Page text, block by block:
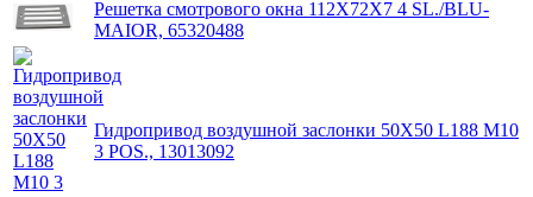
Решетка смотрового окна 112X72X7 4 SL./BLU-
MAIOR, 65320488
Гидропривод воздушной заслонки 50X50 L188 M10
3 POS., 13013092